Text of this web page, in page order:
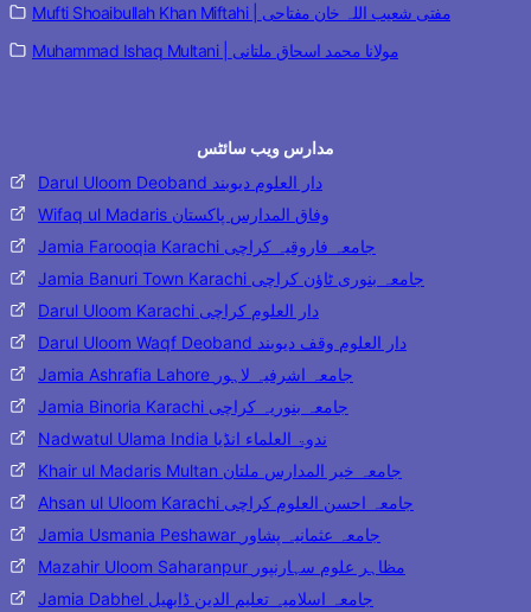
Mufti Shoaibullah Khan Miftahi | مفتی شعیب اللہ خان مفتاحی
Muhammad Ishaq Multani | مولانا محمد اسحاق ملتانی
مدارس ویب سائٹس
Darul Uloom Deoband دار العلوم دیوبند
Wifaq ul Madaris وفاق المدارس پاکستان
Jamia Farooqia Karachi جامعہ فاروقیہ کراچی
Jamia Banuri Town Karachi جامعہ بنوری ٹاؤن کراچی
Darul Uloom Karachi دار العلوم کراچی
Darul Uloom Waqf Deoband دار العلوم وقف دیوبند
Jamia Ashrafia Lahore جامعہ اشرفیہ لاہور
Jamia Binoria Karachi جامعہ بنوریہ کراچی
Nadwatul Ulama India ندوۃ العلماء انڈیا
Khair ul Madaris Multan جامعہ خیر المدارس ملتان
Ahsan ul Uloom Karachi جامعہ احسن العلوم کراچی
Jamia Usmania Peshawar جامعہ عثمانیہ پشاور
Mazahir Uloom Saharanpur مظاہر علوم سہارنپور
Jamia Dabhel جامعہ اسلامیہ تعلیم الدین ڈابھیل